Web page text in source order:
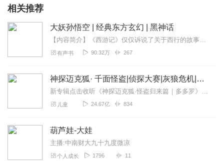
里悬念与趣味拉满，信息量足却不杂乱。 整体创意在线、节
奏舒服，把两大童年IP融合得自然又出彩，越看越上头，绝
多多的寶貝
疑案 + 趣味比试的设定自带喜感，巧扶桃枝、水穿针眼这些
神仙对决既贴合角色能力，又充满童真趣味。不打打杀杀反
的反差，鲜活又讨喜。剧情节奏紧凑，悬疑感拉满，幕后黑
手的伏笔更让人好奇后续，轻松解压又充满惊喜，看完只想
喊 “再来亿集”！
相关推荐
大妖孙悟空 | 经典东方玄幻 | 黑神话
【内容简介】《西游记》仅仅诉说了关于西行的故事。可是事情真的只有这么简单么？现在，我告诉你，西游只是一个开始，故事并没有结束。唐三藏，孙悟空，猪悟能，沙悟净，小...
有声书 90.32万 267
神探迈克狐· 千面怪盗|侦探大赛|灰狼危机|多多罗
新专辑点击收听《神探迈克狐·怪盗归来篇｜多多罗》！！！>>>点击进入主播橱窗购买《神探迈克狐》系列图书吧!<<<多多罗故事【点击前往】收听多多罗其他好玩有趣的故...
儿童 24.67亿 834
葫芦娃-大娃
主播:中南财大九十九度微凉
个人成长 1796 11